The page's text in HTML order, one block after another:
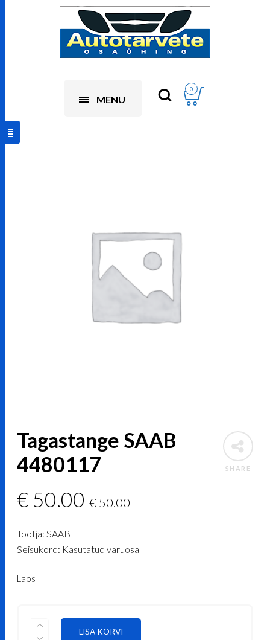
MENU
0
SHARE
Tagastange SAAB
4480117
€ 50.00 € 50.00
Tootja: SAAB
Seisukord: Kasutatud varuosa
Laos
TAGASTANGE
LISA KORVI